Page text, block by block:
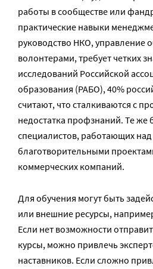
работы в сообществе или
практические навыки
руководство НКО, управление
волонтерами, требует четких
исследований Российской
образования (РАБО), 40%
считают, что сталкиваются с
недостатка профзнаний. Те же
специалистов, работающих
благотворительными
коммерческих компаний.
Для обучения могут быть
или внешние ресурсы,
Если нет возможности
курсы, можно привлечь
наставников. Если сложно